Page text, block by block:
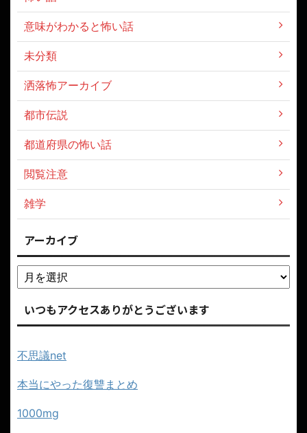
意味がわかると怖い話
未分類
洒落怖アーカイブ
都市伝説
都道府県の怖い話
閲覧注意
雑学
アーカイブ
いつもアクセスありがとうございます
不思議net
本当にやった復讐まとめ
1000mg